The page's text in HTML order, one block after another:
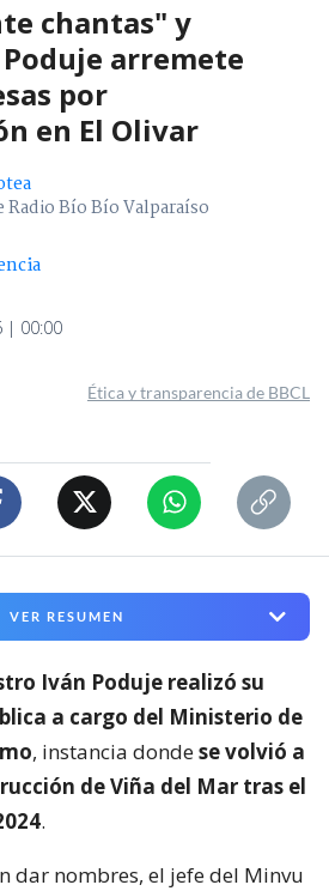
chantas" y
arremete
por
en El Olivar
Radio Bío Bío Valparaíso
| 00:00
Ética y transparencia de BBCL
VER RESUMEN
Iván Poduje realizó su
a cargo del Ministerio de
, instancia dondese volvió a
de Viña del Mar tras el
.
dar nombres, el jefe del Minvu